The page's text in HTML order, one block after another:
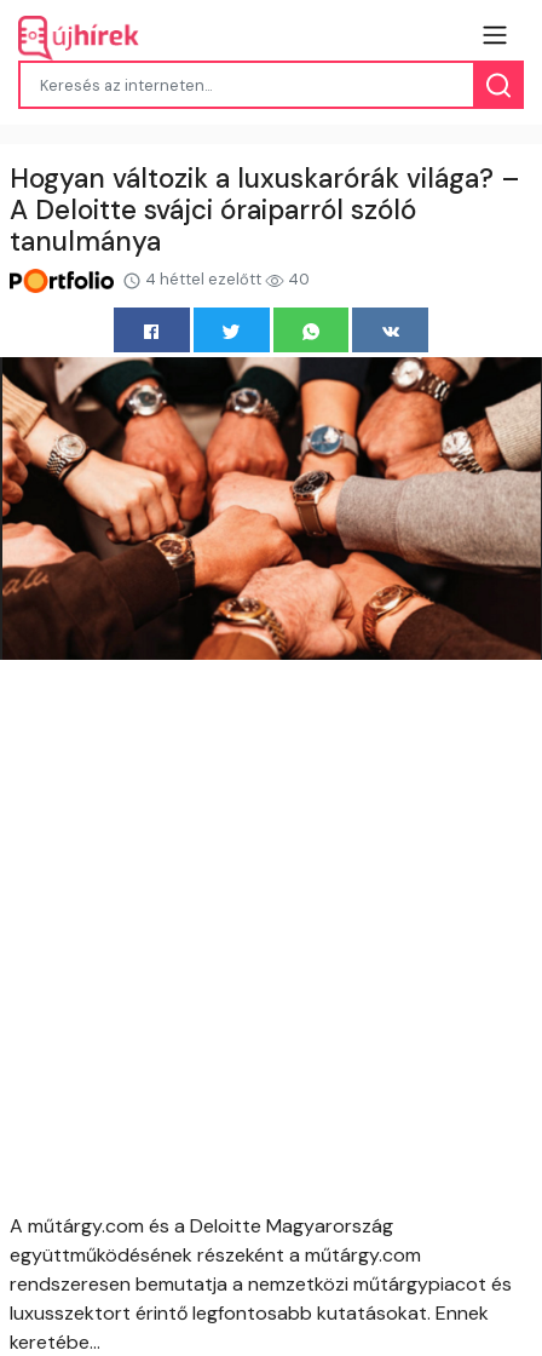
Hogyan változik a luxuskarórák világa? –
A Deloitte svájci óraiparról szóló
tanulmánya
4 héttel ezelőtt 40
A műtárgy.com és a Deloitte Magyarország
együttműködésének részeként a műtárgy.com
rendszeresen bemutatja a nemzetközi műtárgypiacot és
luxusszektort érintő legfontosabb kutatásokat. Ennek
keretébe...